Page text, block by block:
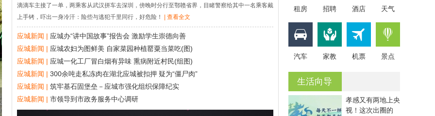
滴滴车主接了一单，两乘客从武汉拼车去深圳，傍晚时分行至鄂赣省界，目睹警察给其中一名乘客戴
上手铐，吓出一身冷汗：险些与逃犯千里同行，好危险！
| 查看全文
应城新闻 | 应城办“讲中国故事”报告会 激励学生崇德向善
应城新闻 | 应城农妇为图鲜美 自家菜园种植罂粟当菜吃(图)
应城新闻 | 应城一化工厂冒白烟有异味 熏病附近村民(组图)
应城新闻 | 300余吨走私冻肉在湖北应城被扣押 疑为“僵尸肉”
应城新闻 | 筑牢基石固堡垒－应城市强化组织保障纪实
应城新闻 | 市领导到市政务服务中心调研
租房 招聘 酒店 天气
汽车 家教 机票 景点
生活向导
孝感又有两地上央
视！这次出圈的